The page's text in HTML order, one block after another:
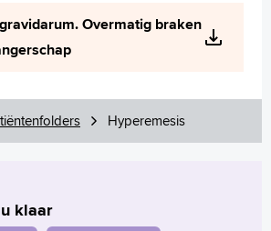
Tekstgrootte A
Zoeken
Overmatig braken
Hyperemesis
klaar